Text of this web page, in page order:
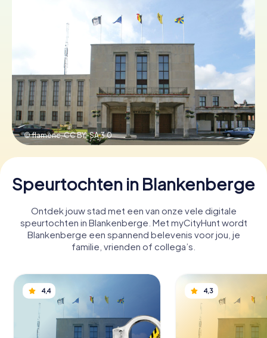
FR UK
Boek tickets
Koop cadeaubonnen
© flamenc,CC BY-SA 3.0
Speurtochten in Blankenberge
Ontdek jouw stad met een van onze vele digitale
speurtochten in Blankenberge. Met myCityHunt wordt
Blankenberge een spannend belevenis voor jou, je
familie, vrienden of collega’s.
4,4 4,3